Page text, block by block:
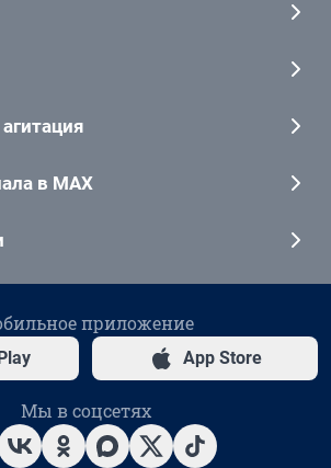
в MAX
приложение
App Store
Мы в соцсетях